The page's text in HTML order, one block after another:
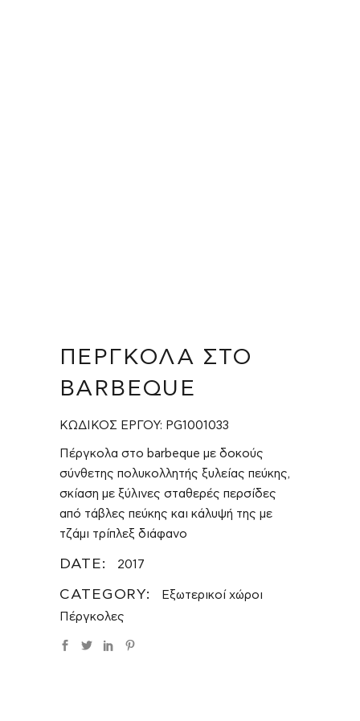
ΠΈΡΓΚΟΛΑ ΣΤΟ
BARBEQUE
ΚΩΔΙΚΟΣ ΕΡΓΟΥ: PG1001033
Πέργκολα στο barbeque με δοκούς
σύνθετης πολυκολλητής ξυλείας πεύκης,
σκίαση με ξύλινες σταθερές περσίδες
από τάβλες πεύκης και κάλυψή της με
τζάμι τρίπλεξ διάφανο
DATE: 2017
CATEGORY:
Εξωτερικοί χώροι
Πέργκολες